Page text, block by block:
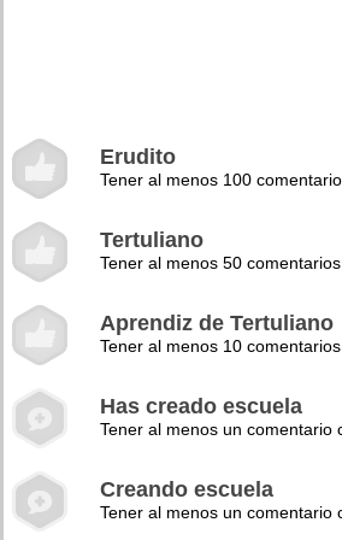
Erudito
Tener al menos 100
Tertuliano
Tener al menos 50
Aprendiz de Tertuliano
Tener al menos 10
Has creado escuela
Tener al menos un comentario
Creando escuela
Tener al menos un comentario